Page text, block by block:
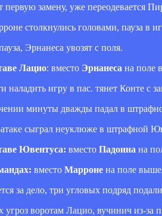
первую замену, уже переодевается
столкнулись головами, пауза в
Эрнанеса увозят с поля.
Лацио: вместо Эрнанеса на поле
наладить игру в пас. тянет Конте с
минуты дважды падал в
сыграл неуклюже в штрафной
Ювентуса: вместо Падоина на
вместо Марроне на поле
за дело, три угловых подряд
угроз воротам Лацио, вучинич из-